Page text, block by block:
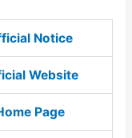
Notice
Website
Page